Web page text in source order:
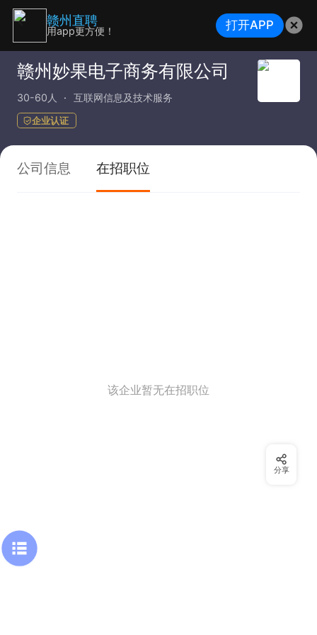
赣州妙果电子商务有限公司
30-60人 互联网信息及技术服务
企业认证
公司信息 在招职位
该企业暂无在招职位
分享
赣州直聘
用app更方便！ 打开APP